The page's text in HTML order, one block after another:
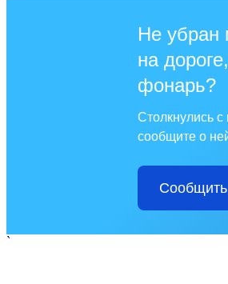
Не убран
на
фонарь?
Столкнулись
сообщите о
`